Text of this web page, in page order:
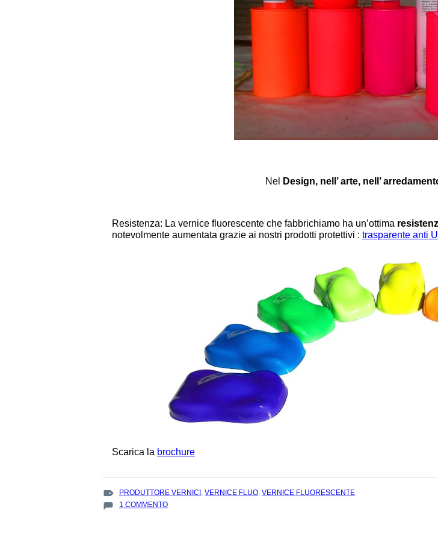
Nel Design, nell’ arte, nell’
Resistenza: La vernice fluorescente che fabbrichiamo ha un’ottima
notevolmente aumentata grazie ai nostri prodotti protettivi : trasparente anti
Scarica la brochure
TAGS
:
PRODUTTORE VERNICI , VERNICE FLUO, VERNICE FLUORESCENTE
1 COMMENTOSU